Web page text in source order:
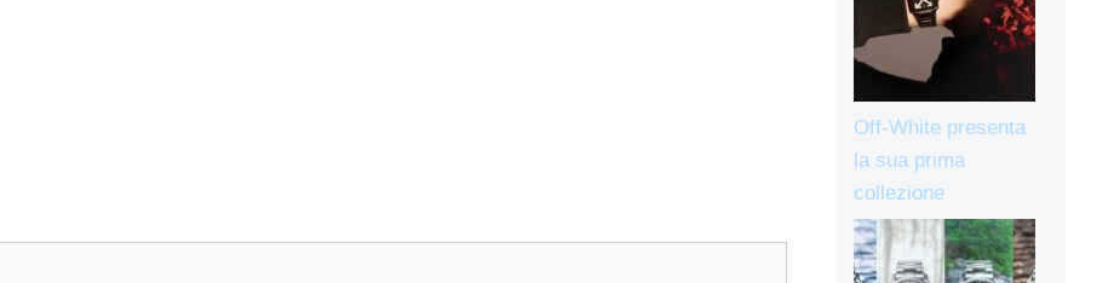
Off-White presenta
la sua prima
collezione